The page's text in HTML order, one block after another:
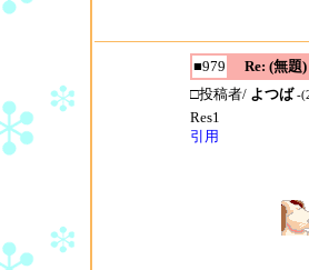
■979 Re: (無題)
□投稿者/ よつば -
Res1
引用